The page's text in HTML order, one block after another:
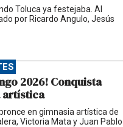
Toluca ya festejaba. Al
por Ricardo Angulo, Jesús
2026! Conquista
artística
en gimnasia artística de
Victoria Mata y Juan Pablo